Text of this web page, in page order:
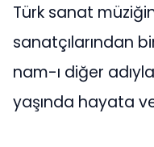
Türk sanat
sanatçılarından
nam-ı diğer
yaşında hayata